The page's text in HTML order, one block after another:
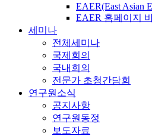
EAER(East Asian
EAER 홈페이지
세미나
전체세미나
국제회의
국내회의
전문가 초청간담회
연구원소식
공지사항
연구원동정
보도자료